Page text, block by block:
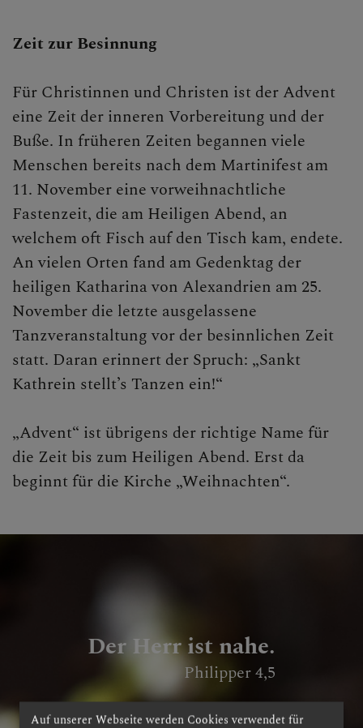
Maria Himmelfahrt
Allerheiligen/Allerseelen
ERLEBEN
MITMACHEN
BEGEGNEN
Zeit zur Besinnung
Für Christinnen und Christen ist der Advent
eine Zeit der inneren Vorbereitung und der
Buße. In früheren Zeiten begannen viele
Menschen bereits nach dem Martinifest am
11. November eine vorweihnachtliche
Fastenzeit, die am Heiligen Abend, an
welchem oft Fisch auf den Tisch kam, endete.
An vielen Orten fand am Gedenktag der
heiligen Katharina von Alexandrien am 25.
November die letzte ausgelassene
Tanzveranstaltung vor der besinnlichen Zeit
statt. Daran erinnert der Spruch: „Sankt
Kathrein stellt’s Tanzen ein!“
„Advent“ ist übrigens der richtige Name für
die Zeit bis zum Heiligen Abend. Erst da
beginnt für die Kirche „Weihnachten“.
Der Herr ist nahe.
Philipper 4,5
Auf unserer Webseite werden Cookies verwendet für